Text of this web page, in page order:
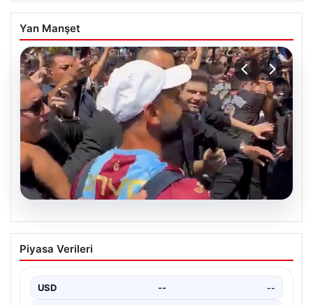
Yan Manşet
05.08.2026
Mohamed Salah’tan Tarihi İlk Üçlü
Başarı
önemli bir dönüm noktasına imza attı. Takımının
hücum…
Piyasa Verileri
USD -- --